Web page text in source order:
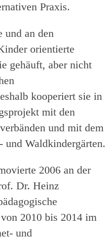
Praxis.
und an den
orientierte
gehäuft, aber nicht
kooperiert sie in
mit den
und mit dem
und Waldkindergärten.
2006 an der
Dr. Heinz
2010 bis 2014 im
und